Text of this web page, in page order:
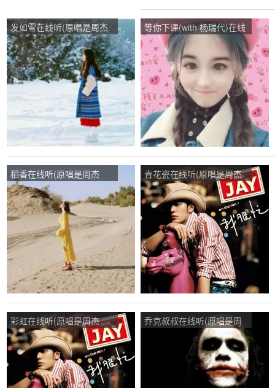
发如雪在线听(原唱是周杰
伦)，卿演唱点播:961次
等你下课(with 杨瑞代)在线
听(原唱是周杰伦)，送你一
大杯夏！演唱点播:405次
稻香在线听(原唱是周杰
伦)，演唱点播:1287次
青花瓷在线听(原唱是周杰
伦)，爰爰演唱点播:14次
彩虹在线听(原唱是周杰
伦)，外城*雪演唱点播:117
次
乔克叔叔在线听(原唱是周
杰伦)，脉搏演唱点播:355